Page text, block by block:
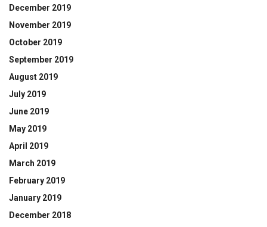
December 2019
November 2019
October 2019
September 2019
August 2019
July 2019
June 2019
May 2019
April 2019
March 2019
February 2019
January 2019
December 2018